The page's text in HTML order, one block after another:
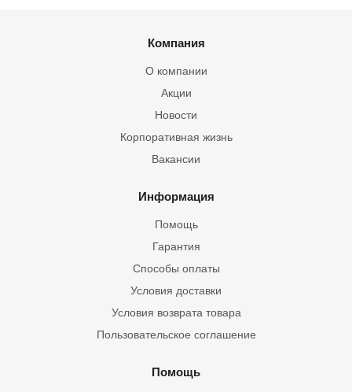
Компания
О компании
Акции
Новости
Корпоративная жизнь
Вакансии
Информация
Помощь
Гарантия
Способы оплаты
Условия доставки
Условия возврата товара
Пользовательское соглашение
Помощь